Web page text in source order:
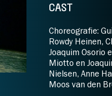
CAST
Choreografie:
Rowdy Heinen,
Joaquim Osorio
Miotto en
Nielsen, Anne
Moos van den